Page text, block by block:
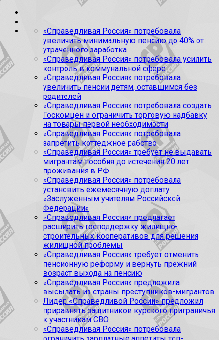
«Справедливая Россия» потребовала
увеличить минимальную пенсию до 40% от
утраченного заработка
«Справедливая Россия» потребовала усилить
контроль в коммунальной сфере
«Справедливая Россия» потребовала
увеличить пенсии детям, оставшимся без
родителей
«Справедливая Россия» потребовала создать
Госкомцен и ограничить торговую надбавку
на товары первой необходимости
«Справедливая Россия» потребовала
запретить коттеджное рабство
«Справедливая Россия» требует не выдавать
мигрантам пособия до истечения 20 лет
проживания в РФ
«Справедливая Россия» потребовала
установить ежемесячную доплату
«Заслуженным учителям Российской
Федерации»
«Справедливая Россия» предлагает
расширить господдержку жилищно-
строительных кооперативов для решения
жилищной проблемы
«Справедливая Россия» требует отменить
пенсионную реформу и вернуть прежний
возраст выхода на пенсию
«Справедливая Россия» предложила
высылать из страны преступников-мигрантов
Лидер «Справедливой России» предложил
приравнять защитников курского приграничья
к участникам СВО
«Справедливая Россия» потребовала